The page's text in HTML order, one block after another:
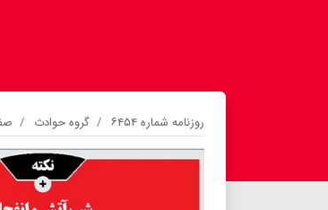
روزنامه شماره ۶۴۵۴ گروه حوادث